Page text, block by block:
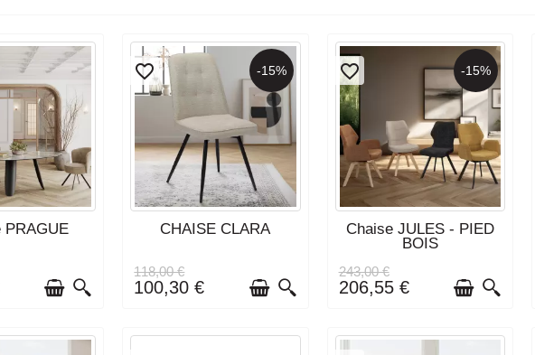
sur certains modèles
: 3 À 4
PRAGUE
-15%
DÉLAI DE LIVRAISON : 3 À 4
SEMAINES
favorite_border
CHAISE CLARA
118,00 €
100,30 €
-15%
DÉLAI DE LIVRAISON : 3 À 4
SEMAINES
favorite_border
Chaise JULES - PIED
BOIS
243,00 €
206,55 €